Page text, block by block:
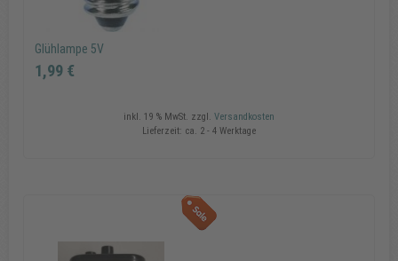
Glühlampe 5V
1,99 €
inkl. 19 % MwSt. zzgl. Versandkosten
Lieferzeit: ca. 2 - 4 Werktage